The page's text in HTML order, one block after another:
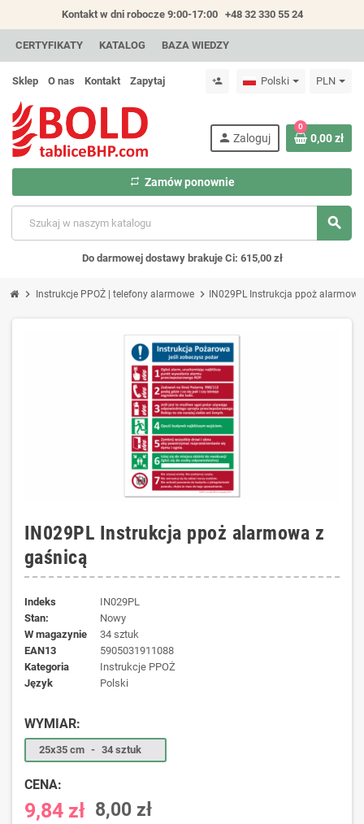
Kontakt w dni robocze 9:00-17:00 +48 32 330 55 24
CERTYFIKATY KATALOG BAZA WIEDZY
Sklep O nas Kontakt Zapytaj person_add Polski PLN
search
person Zaloguj
repeat Zamów ponownie
0
0,00 zł
Do darmowej dostawy brakuje Ci: 615,00 zł
chevron_right Instrukcje PPOŻ | telefony alarmowe chevron_right IN029PL Instrukcja ppoż
IN029PL Instrukcja ppoż alarmowa z
gaśnicą
Indeks
IN029PL
Stan:
Nowy
W magazynie
34 sztuk
EAN13
5905031911088
kategoria
Instrukcje PPOŻ
język
Polski
WYMIAR:
25x35 cm - 34 sztuk
CENA:
9,84 zł 8,00 zł